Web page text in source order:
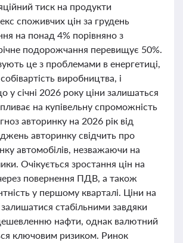
тиск на продукти
споживчих цін за грудень
на понад 4% порівняно з
подорожчання перевищує 50%.
це з проблемами в енергетиці,
виробництва, і
у січні 2026 року ціни залишаться
на купівельну спроможність
авторинку на 2026 рік від
авторинку свідчить про
автомобілів, незважаючи на
Очікується зростання цін на
повернення ПДВ, а також
у першому кварталі. Ціни на
стабільними завдяки
нафти, однак валютний
ключовим ризиком. Ринок